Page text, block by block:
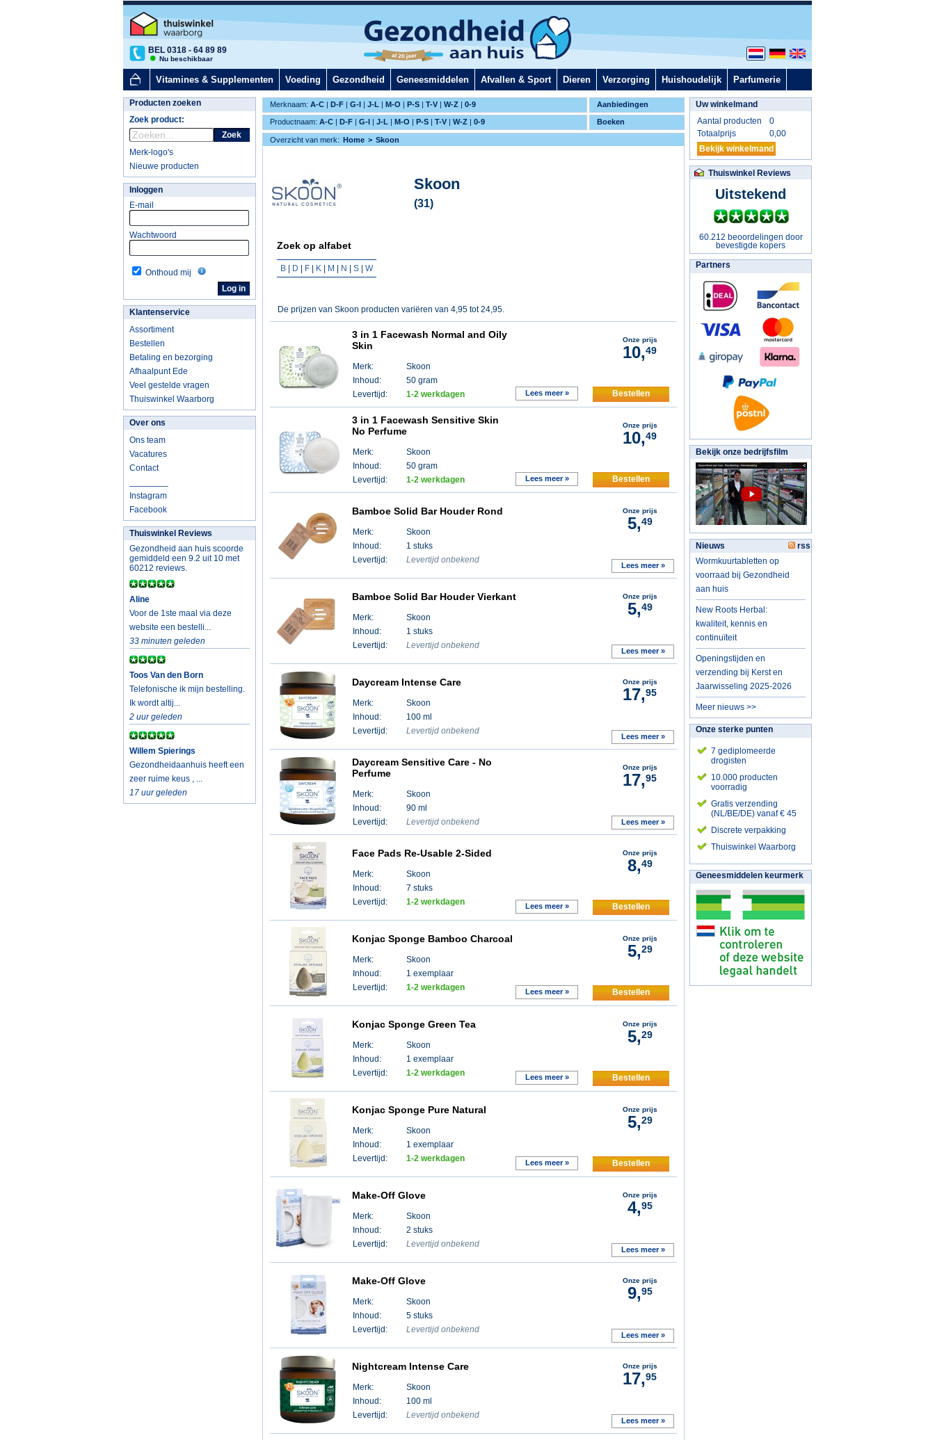
BEL 0318 - 64 89 89
Nu beschikbaar
Vitamines & Supplementen Voeding Gezondheid Geneesmiddelen Afvallen & Sport Dieren Verzorging Huishoudelijk Parfumerie
Aanbiedingen
Merknaam: A-C | D-F | G-I | J-L | M-O | P-S | T-V | W-Z | 0-9
Boeken
Productnaam: A-C | D-F | G-I | J-L | M-O | P-S | T-V | W-Z | 0-9
Producten zoeken
Zoek product:
Zoek
Merk-logo's
Nieuwe producten
Inloggen
E-mail
Wachtwoord
Onthoud mij
Klantenservice
Assortiment
Bestellen
Betaling en bezorging
Afhaalpunt Ede
Veel gestelde vragen
Thuiswinkel Waarborg
Over ons
Ons team
Vacatures
Contact
Instagram
Facebook
Thuiswinkel Reviews
Gezondheid aan huis scoorde
gemiddeld een 9.2 uit 10 met
60212 reviews.
Aline
Voor de 1ste maal via deze
website een bestelli...
33 minuten geleden
Toos Van den Born
Telefonische ik mijn bestelling.
Ik wordt altij...
2 uur geleden
Willem Spierings
Gezondheidaanhuis heeft een
zeer ruime keus , ...
17 uur geleden
Overzicht van merk: Home Skoon
Skoon
(31)
Zoek op alfabet
B D F K M N S W
De prijzen van Skoon producten variëren van 4,95tot24,95.
3 in 1 Facewash Normal and Oily
Skin
Merk:
Skoon
Inhoud:
50 gram
Levertijd:
1-2 werkdagen Lees meer »
Onze prijs
10,49
Bestellen
3 in 1 Facewash Sensitive Skin
No Perfume
Merk:
Skoon
Inhoud:
50 gram
Levertijd:
1-2 werkdagen Lees meer »
Onze prijs
10,49
Bestellen
Bamboe Solid Bar Houder Rond
Merk:
Skoon
Inhoud:
1 stuks
Levertijd:
Levertijd onbekend
Onze prijs
5,49
Lees meer »
Bamboe Solid Bar Houder Vierkant
Merk:
Skoon
Inhoud:
1 stuks
Levertijd:
Levertijd onbekend
Onze prijs
5,49
Lees meer »
Daycream Intense Care
Merk:
Skoon
Inhoud:
100 ml
Levertijd:
Levertijd onbekend
Onze prijs
17,95
Lees meer »
Daycream Sensitive Care - No
Perfume
Merk:
Skoon
Inhoud:
90 ml
Levertijd:
Levertijd onbekend
Onze prijs
17,95
Lees meer »
Face Pads Re-Usable 2-Sided
Merk:
Skoon
Inhoud:
7 stuks
Levertijd:
1-2 werkdagen Lees meer »
Onze prijs
8,49
Bestellen
Konjac Sponge Bamboo Charcoal
Merk:
Skoon
Inhoud:
1 exemplaar
Levertijd:
1-2 werkdagen Lees meer »
Onze prijs
5,29
Bestellen
Konjac Sponge Green Tea
Merk:
Skoon
Inhoud:
1 exemplaar
Levertijd:
1-2 werkdagen Lees meer »
Onze prijs
5,29
Bestellen
Konjac Sponge Pure Natural
Merk:
Skoon
Inhoud:
1 exemplaar
Levertijd:
1-2 werkdagen Lees meer »
Onze prijs
5,29
Bestellen
Make-Off Glove
Merk:
Skoon
Inhoud:
2 stuks
Levertijd:
Levertijd onbekend
Onze prijs
4,95
Lees meer »
Make-Off Glove
Merk:
Skoon
Inhoud:
5 stuks
Levertijd:
Levertijd onbekend
Onze prijs
9,95
Lees meer »
Nightcream Intense Care
Merk:
Skoon
Inhoud:
100 ml
Levertijd:
Levertijd onbekend
Onze prijs
17,95
Lees meer »
Uw winkelmand
Aantal producten
0
Totaalprijs
0,00
Bekijk winkelmand
Thuiswinkel Reviews
Uitstekend
60.212 beoordelingen door
bevestigde kopers
Partners
Bekijk onze bedrijfsfilm
Nieuws
rss
Wormkuurtabletten op
voorraad bij Gezondheid
aan huis
New Roots Herbal:
kwaliteit, kennis en
continuïteit
Openingstijden en
verzending bij Kerst en
Jaarwisseling 2025-2026
Meer nieuws >>
Onze sterke punten
7 gediplomeerde
drogisten
10.000 producten
voorradig
Gratis verzending
(NL/BE/DE) vanaf € 45
Discrete verpakking
Thuiswinkel Waarborg
Geneesmiddelen keurmerk